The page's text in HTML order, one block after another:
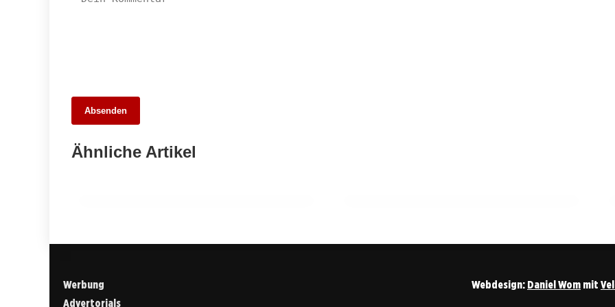
Absenden
Ähnliche Artikel
Turbulente Ereignisse in Ludwigsburg:
Von schweren Unfällen bis zu dreistem
Werbung
Advertorials
Webdesign: Daniel Wom mit